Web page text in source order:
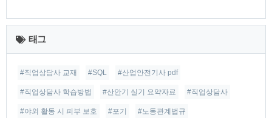
최
근
글
태그
#직업상담사 교재 #SQL #산업안전기사 pdf
#직업상담사 학습방법 #산안기 실기 요약자료 #직업상담사
#야외 활동 시 피부 보호 #포기 #노동관계법규